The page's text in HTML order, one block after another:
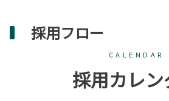
採用フロー
CALENDAR
採用カレン